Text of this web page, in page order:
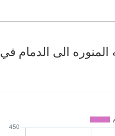
الى الدمام في